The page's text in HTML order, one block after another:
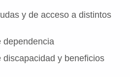
y de acceso a distintos
dependencia
discapacidad y beneficios